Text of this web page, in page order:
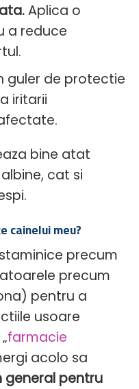
Aplica o
a reduce
guler de protectie
iritarii
bine atat
cat si
cainelui meu?
precum
precum
pentru a
usoare
farmacie
acolo sa
general pentru